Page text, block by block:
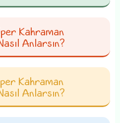
Kahraman
Anlarsın?
Kahraman
Anlarsın?